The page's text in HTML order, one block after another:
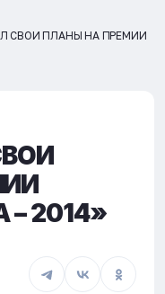
СВОИ ПЛАНЫ НА ПРЕМИИ
2014»